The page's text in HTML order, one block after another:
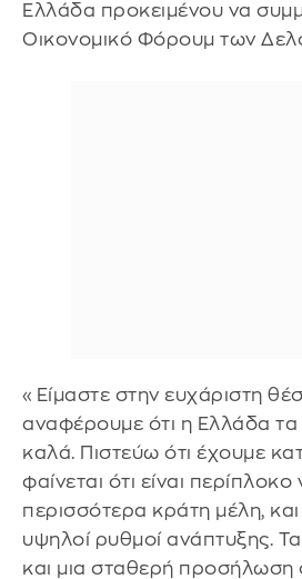
Ελλάδα προκειμένου να
Οικονομικό Φόρουμ των
«Είμαστε στην ευχάριστη
αναφέρουμε ότι η Ελλάδα τα
καλά. Πιστεύω ότι έχουμε
φαίνεται ότι είναι περίπλοκο
περισσότερα κράτη μέλη, και
υψηλοί ρυθμοί ανάπτυξης.
και μια σταθερή προσήλωση